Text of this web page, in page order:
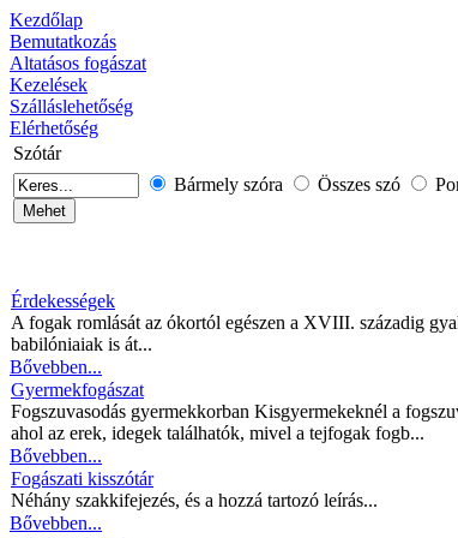
Kezdőlap
Bemutatkozás
Altatásos fogászat
Kezelések
Szálláslehetőség
Elérhetőség
Szótár
Bármely szóra
Összes szó
Érdekességek
A fogak romlását az ókortól egészen a XVIII. századig
babilóniaiak is át...
Bővebben...
Gyermekfogászat
Fogszuvasodás gyermekkorban Kisgyermekeknél a
ahol az erek, idegek találhatók, mivel a tejfogak fogb...
Bővebben...
Fogászati kisszótár
Néhány szakkifejezés, és a hozzá tartozó leírás...
Bővebben...